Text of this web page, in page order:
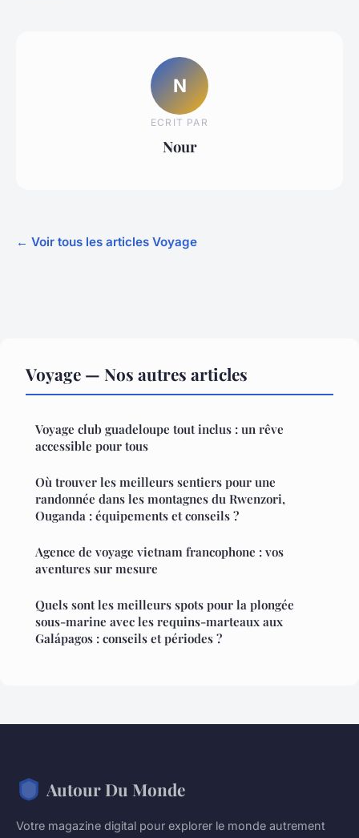
N
ECRIT PAR
Nour
← Voir tous les articles Voyage
Voyage — Nos autres articles
Voyage club guadeloupe tout inclus : un rêve
accessible pour tous
Où trouver les meilleurs sentiers pour une
randonnée dans les montagnes du Rwenzori,
Ouganda : équipements et conseils ?
Agence de voyage vietnam francophone : vos
aventures sur mesure
Quels sont les meilleurs spots pour la plongée
sous-marine avec les requins-marteaux aux
Galápagos : conseils et périodes ?
Autour Du Monde
Votre magazine digital pour explorer le monde autrement